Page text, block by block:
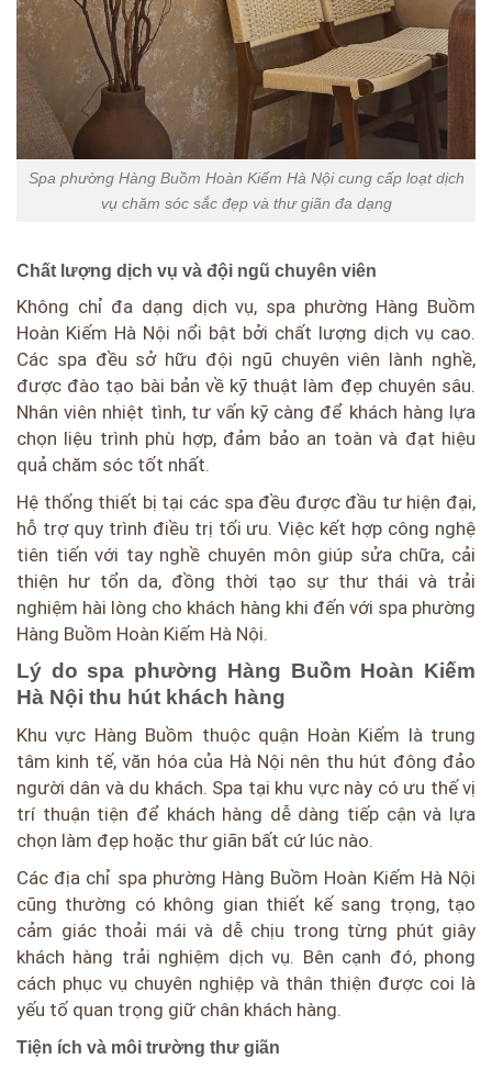
Spa phường Hàng Buồm Hoàn Kiếm Hà Nội cung cấp loạt dịch
vụ chăm sóc sắc đẹp và thư giãn đa dạng
Chất lượng dịch vụ và đội ngũ chuyên viên
Không chỉ đa dạng dịch vụ, spa phường Hàng Buồm
Hoàn Kiếm Hà Nội nổi bật bởi chất lượng dịch vụ cao.
Các spa đều sở hữu đội ngũ chuyên viên lành nghề,
được đào tạo bài bản về kỹ thuật làm đẹp chuyên sâu.
Nhân viên nhiệt tình, tư vấn kỹ càng để khách hàng lựa
chọn liệu trình phù hợp, đảm bảo an toàn và đạt hiệu
quả chăm sóc tốt nhất.
Hệ thống thiết bị tại các spa đều được đầu tư hiện đại,
hỗ trợ quy trình điều trị tối ưu. Việc kết hợp công nghệ
tiên tiến với tay nghề chuyên môn giúp sửa chữa, cải
thiện hư tổn da, đồng thời tạo sự thư thái và trải
nghiệm hài lòng cho khách hàng khi đến với spa phường
Hàng Buồm Hoàn Kiếm Hà Nội.
Lý do spa phường Hàng Buồm Hoàn Kiếm
Hà Nội thu hút khách hàng
Khu vực Hàng Buồm thuộc quận Hoàn Kiếm là trung
tâm kinh tế, văn hóa của Hà Nội nên thu hút đông đảo
người dân và du khách. Spa tại khu vực này có ưu thế vị
trí thuận tiện để khách hàng dễ dàng tiếp cận và lựa
chọn làm đẹp hoặc thư giãn bất cứ lúc nào.
Các địa chỉ spa phường Hàng Buồm Hoàn Kiếm Hà Nội
cũng thường có không gian thiết kế sang trọng, tạo
cảm giác thoải mái và dễ chịu trong từng phút giây
khách hàng trải nghiệm dịch vụ. Bên cạnh đó, phong
cách phục vụ chuyên nghiệp và thân thiện được coi là
yếu tố quan trọng giữ chân khách hàng.
Tiện ích và môi trường thư giãn